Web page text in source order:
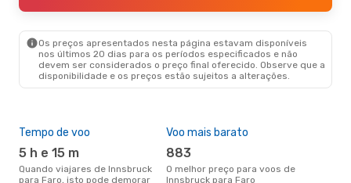
Os preços apresentados nesta página estavam disponíveis
nos últimos 20 dias para os períodos especificados e não
devem ser considerados o preço final oferecido. Observe que a
disponibilidade e os preços estão sujeitos a alterações.
Tempo de voo
5 h e 15 m
Quando viajares de Innsbruck
para Faro, isto pode demorar
Voo mais barato
883
O melhor preço para voos de
Innsbruck para Faro